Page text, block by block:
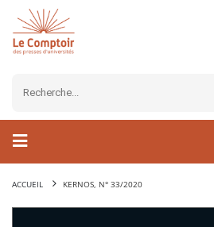
ACCUEIL KERNOS, N° 33/2020